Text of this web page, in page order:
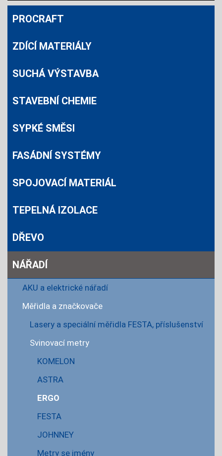
PROCRAFT
ZDÍCÍ MATERIÁLY
SUCHÁ VÝSTAVBA
STAVEBNÍ CHEMIE
SYPKÉ SMĚSI
FASÁDNÍ SYSTÉMY
SPOJOVACÍ MATERIÁL
TEPELNÁ IZOLACE
DŘEVO
NÁŘADÍ
AKU a elektrické nářadí
Měřidla a značkovače
Lasery a speciální měřidla FESTA, příslušenství
Svinovací metry
KOMELON
ASTRA
ERGO
FESTA
JOHNNEY
Metry se jmény